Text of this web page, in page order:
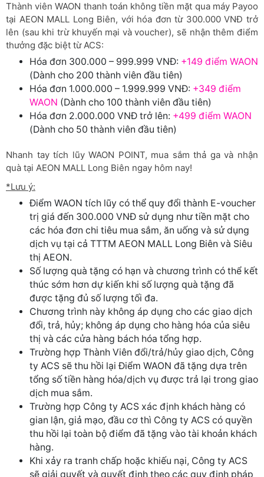
Thành viên WAON thanh toán không tiền mặt qua máy Payoo
tại AEON MALL Long Biên, với hóa đơn từ 300.000 VNĐ trở
lên (sau khi trừ khuyến mại và voucher), sẽ nhận thêm điểm
thưởng đặc biệt từ ACS:
Hóa đơn 300.000 – 999.999 VNĐ: +149 điểm WAON
(Dành cho 200 thành viên đầu tiên)
Hóa đơn 1.000.000 – 1.999.999 VNĐ: +349 điểm
WAON (Dành cho 100 thành viên đầu tiên)
Hóa đơn 2.000.000 VNĐ trở lên: +499 điểm WAON
(Dành cho 50 thành viên đầu tiên)
Nhanh tay tích lũy WAON POINT, mua sắm thả ga và nhận
quà tại AEON MALL Long Biên ngay hôm nay!
*Lưu ý:
Điểm WAON tích lũy có thể quy đổi thành E-voucher
trị giá đến 300.000 VNĐ sử dụng như tiền mặt cho
các hóa đơn chi tiêu mua sắm, ăn uống và sử dụng
dịch vụ tại cả TTTM AEON MALL Long Biên và Siêu
thị AEON.
Số lượng quà tặng có hạn và chương trình có thể kết
thúc sớm hơn dự kiến khi số lượng quà tặng đã
được tặng đủ số lượng tối đa.
Chương trình này không áp dụng cho các giao dịch
đổi, trả, hủy; không áp dụng cho hàng hóa của siêu
thị và các cửa hàng bách hóa tổng hợp.
Trường hợp Thành Viên đổi/trả/hủy giao dịch, Công
ty ACS sẽ thu hồi lại Điểm WAON đã tặng dựa trên
tổng số tiền hàng hóa/dịch vụ được trả lại trong giao
dịch mua sắm.
Trường hợp Công ty ACS xác định khách hàng có
gian lận, giả mạo, đầu cơ thì Công ty ACS có quyền
thu hồi lại toàn bộ điểm đã tặng vào tài khoản khách
hàng.
Khi xảy ra tranh chấp hoặc khiếu nại, Công ty ACS
sẽ giải quyết và quyết định theo các quy định pháp